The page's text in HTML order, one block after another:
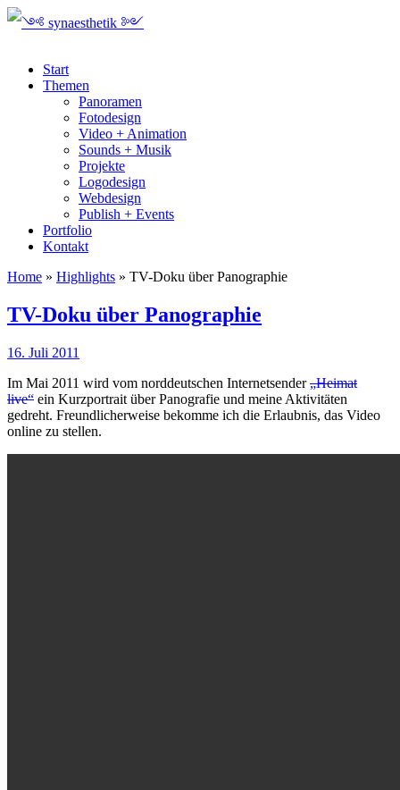
Start
Themen
Panoramen
Fotodesign
Video + Animation
Sounds + Musik
Projekte
Logodesign
Webdesign
Publish + Events
Portfolio
Kontakt
Home » Highlights » TV-Doku über Panographie
TV-Doku über Panographie
16. Juli 2011
Im Mai 2011 wird vom norddeutschen Internetsender„Heimat
live“ ein Kurzportrait über Panografie und meine Aktivitäten
gedreht. Freundlicherweise bekomme ich die Erlaubnis, das Video
online zu stellen.